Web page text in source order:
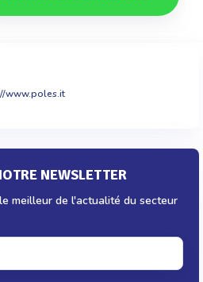
www.poles.it
NEWSLETTER
meilleur de l'actualité du secteur